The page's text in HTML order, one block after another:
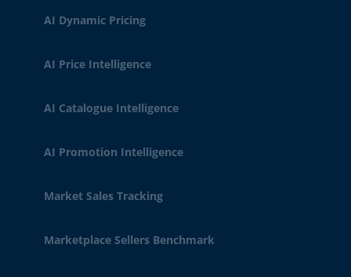
AI Dynamic Pricing
AI Price Intelligence
AI Catalogue Intelligence
AI Promotion Intelligence
Market Sales Tracking
Marketplace Sellers Benchmark